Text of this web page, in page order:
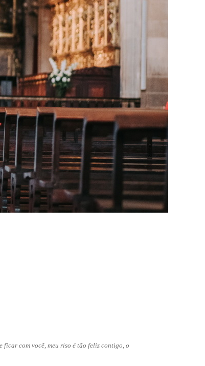
ficar com você, meu riso é tão feliz contigo, o